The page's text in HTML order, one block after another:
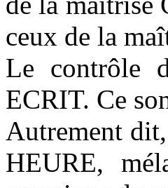
ceux de la
Le contrôle
ECRIT. Ce
Autrement
HEURE,